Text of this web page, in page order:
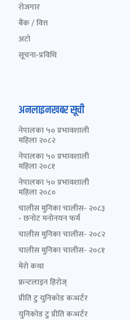
रोजगार
बैंक / वित्त
अटो
सूचना-प्रविधि
अनलाइनखबर सूची
नेपालका ५० प्रभावशाली
महिला २०८२
नेपालका ५० प्रभावशाली
महिला २०८१
नेपालका ५० प्रभावशाली
महिला २०८०
चालीस मुनिका चालीस- २०८३
- छनोट मनोनयन फर्म
चालीस मुनिका चालीस- २०८२
चालीस मुनिका चालीस- २०८१
मेरो कथा
फ्रन्टलाइन हिरोज्
प्रीति टु युनिकोड कन्भर्टर
युनिकोड टु प्रीति कन्भर्टर